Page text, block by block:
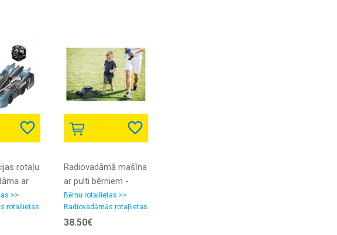
rotaļu
ar
sienām
>>
rotaļlietas
Radiovadāmā mašīna
ar pulti bērniem -
Apvidus automašīna ''
off road 4x4 '' ar
tālvadības pulti
Bērnu rotaļlietas >>
Radiovadāmās rotaļlietas
38.50€